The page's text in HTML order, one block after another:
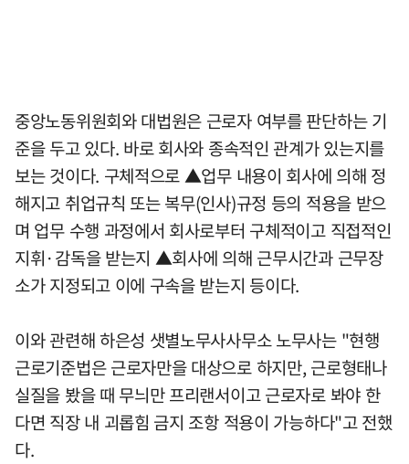
중앙노동위원회와 대법원은 근로자 여부를 판단하는 기
준을 두고 있다. 바로 회사와 종속적인 관계가 있는지를
보는 것이다. 구체적으로 ▲업무 내용이 회사에 의해 정
해지고 취업규칙 또는 복무(인사)규정 등의 적용을 받으
며 업무 수행 과정에서 회사로부터 구체적이고 직접적인
지휘·감독을 받는지 ▲회사에 의해 근무시간과 근무장
소가 지정되고 이에 구속을 받는지 등이다.
이와 관련해 하은성 샛별노무사사무소 노무사는 "현행
근로기준법은 근로자만을 대상으로 하지만, 근로형태나
실질을 봤을 때 무늬만 프리랜서이고 근로자로 봐야 한
다면 직장 내 괴롭힘 금지 조항 적용이 가능하다"고 전했
다.